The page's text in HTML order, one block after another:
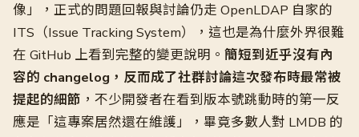
像」，正式的問題回報與討論仍走 OpenLDAP 自家的
ITS（Issue Tracking System），這也是為什麼外界很難
在 GitHub 上看到完整的變更說明。 簡短到近乎沒有內
容的 changelog，反而成了社群討論這次發布時最常被
提起的細節 ，不少開發者在看到版本號跳動時的第一反
應是「這專案居然還在維護」，畢竟多數人對 LMDB 的